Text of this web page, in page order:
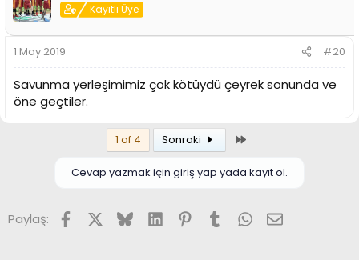
Kayıtlı Üye
1 May 2019 #20
Savunma yerleşimimiz çok kötüydü çeyrek sonunda ve
öne geçtiler.
1 of 4 Sonraki
Cevap yazmak için giriş yap yada kayıt ol.
Paylaş: FacebookX (Twitter)
BlueskyLinkedInPinterest
TumblrWhatsApp
E-posta